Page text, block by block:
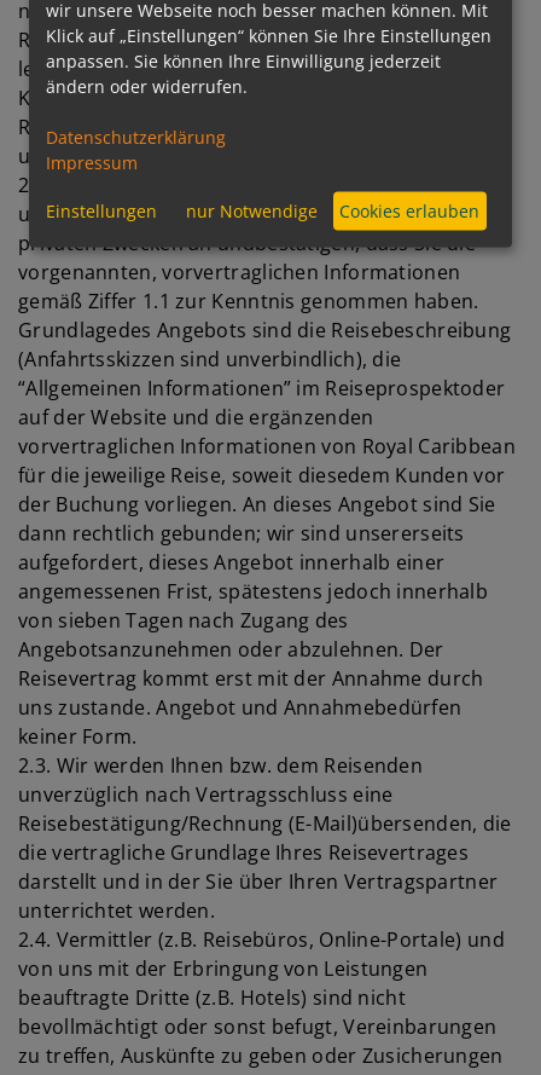
nennen – stellen kein Vertragsangebot im
Rechtssinne dar. Vielmehr handelt es sich hierbei
lediglich um eine Aufforderung an potentielle
Kunden, uns ein Angebot zum Abschluss eines
Reisevertrages mit entsprechendem Inhalt zu
unterbreiten (“invitatio ad offerendum”).
2.2. Mit der Buchung (Reiseanmeldung) bieten Sie
uns den Abschluss des Pauschalreisevertrages zu
privaten Zwecken an undbestätigen, dass Sie die
vorgenannten, vorvertraglichen Informationen
gemäß Ziffer 1.1 zur Kenntnis genommen haben.
Grundlagedes Angebots sind die Reisebeschreibung
(Anfahrtsskizzen sind unverbindlich), die
“Allgemeinen Informationen” im Reiseprospektoder
auf der Website und die ergänzenden
vorvertraglichen Informationen von Royal Caribbean
für die jeweilige Reise, soweit diesedem Kunden vor
der Buchung vorliegen. An dieses Angebot sind Sie
dann rechtlich gebunden; wir sind unsererseits
aufgefordert, dieses Angebot innerhalb einer
angemessenen Frist, spätestens jedoch innerhalb
von sieben Tagen nach Zugang des
Angebotsanzunehmen oder abzulehnen. Der
Reisevertrag kommt erst mit der Annahme durch
uns zustande. Angebot und Annahmebedürfen
keiner Form.
2.3. Wir werden Ihnen bzw. dem Reisenden
unverzüglich nach Vertragsschluss eine
Reisebestätigung/Rechnung (E-Mail)übersenden, die
die vertragliche Grundlage Ihres Reisevertrages
darstellt und in der Sie über Ihren Vertragspartner
unterrichtet werden.
2.4. Vermittler (z.B. Reisebüros, Online-Portale) und
von uns mit der Erbringung von Leistungen
beauftragte Dritte (z.B. Hotels) sind nicht
bevollmächtigt oder sonst befugt, Vereinbarungen
zu treffen, Auskünfte zu geben oder Zusicherungen
wir unsere Webseite noch besser machen können. Mit
Klick auf „Einstellungen“ können Sie Ihre Einstellungen
anpassen. Sie können Ihre Einwilligung jederzeit
ändern oder widerrufen.
Datenschutzerklärung
Impressum
Einstellungen nur Notwendige Cookies erlauben